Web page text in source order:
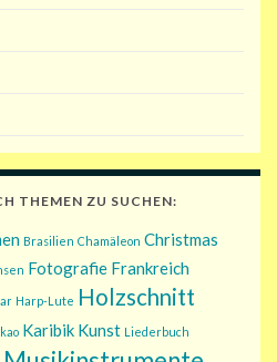
THEMEN ZU SUCHEN:
Brasilien Chamäleon Christmas
Fotografie Frankreich
Harp-Lute Holzschnitt
Karibik Kunst Liederbuch